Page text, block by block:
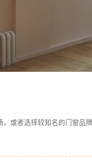
或者选择较知名的门窗品